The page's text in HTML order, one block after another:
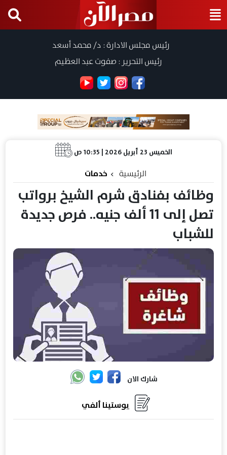
رئيس مجلس الادارة : د/ محمد أسعد
رئيس التحرير : صفوت عبد العظيم
الخميس 23 أبريل 2026 | 10:35 ص
الرئيسية خدمات
وظائف بفنادق شرم الشيخ برواتب
تصل إلى 11 ألف جنيه.. فرص جديدة
للشباب
شارك الان
يوستينا ألفي